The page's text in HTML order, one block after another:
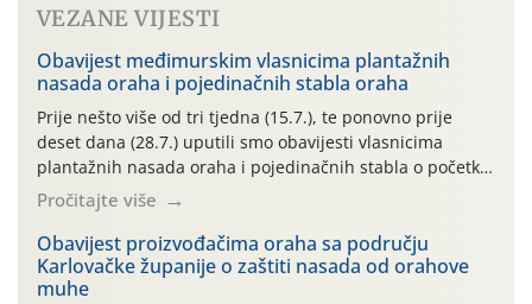
VEZANE VIJESTI
Obavijest međimurskim vlasnicima plantažnih
nasada oraha i pojedinačnih stabla oraha
Prije nešto više od tri tjedna (15.7.), te ponovno prije
deset dana (28.7.) uputili smo obavijesti vlasnicima
plantažnih nasada oraha i pojedinačnih stabla o početku
leta i ovogodišnjoj potrebi usmjerenog suzbijanja
orahove muhe (Rhagoletis completa)! Već dvanaest dana
traje drugi ovogodišnji “toplinski udar”, koji naročito
izražen zadnja šest dana (31.7.-05.8.), jer najviše
temperature zraka svakodnevno […]
Pročitajte više
Obavijest proizvođačima oraha sa području
Karlovačke županije o zaštiti nasada od orahove
muhe